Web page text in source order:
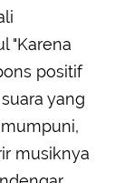
"Karena
positif
yang
musiknya